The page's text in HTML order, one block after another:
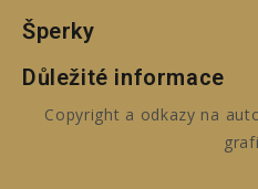
Šperky
Důležité informace
Copyright a odkazy na